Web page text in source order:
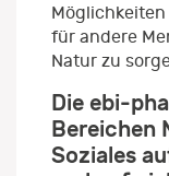
für andere
Natur zu
Die ebi-
Bereichen
Soziales